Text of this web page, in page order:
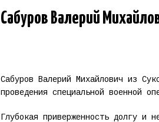
Сабуров Валерий
Сабуров Валерий Михайлович из
проведения специальной военной
Глубокая приверженность долгу и